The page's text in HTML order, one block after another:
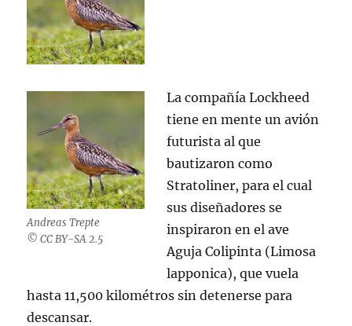
Andreas Trepte
© CC BY-SA 2.5
La compañía Lockheed
tiene en mente un avión
futurista al que
bautizaron como
Stratoliner, para el cual
sus diseñadores se
inspiraron en el ave
Aguja Colipinta (Limosa
lapponica), que vuela
hasta 11,500 kilométros sin detenerse para
descansar.